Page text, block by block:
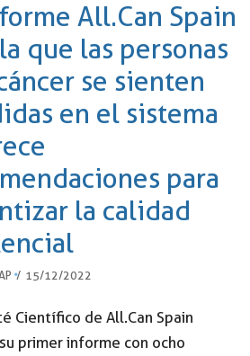
All.Can Spain
que las personas
se sienten
en el sistema
para
la calidad
15/12/2022
Científico de All.Can Spain
primer informe con ocho